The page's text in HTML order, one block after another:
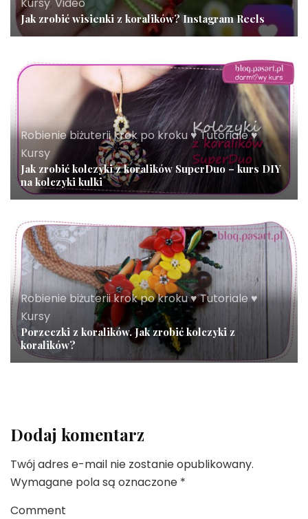
Kursy, Video
Jak zrobić wisienki z koralików? Instagram Reels
Robienie biżuterii krok po kroku ♥ Tutoriale ♥
Kursy
Jak zrobić kolczyki z koralików SuperDuo – kurs DIY
na kolczyki kulki
Robienie biżuterii krok po kroku ♥ Tutoriale ♥
Kursy
Porzeczki z koralików. Jak zrobić kolczyki z
koralików?
Dodaj komentarz
Twój adres e-mail nie zostanie opublikowany.
Wymagane pola są oznaczone *
Comment